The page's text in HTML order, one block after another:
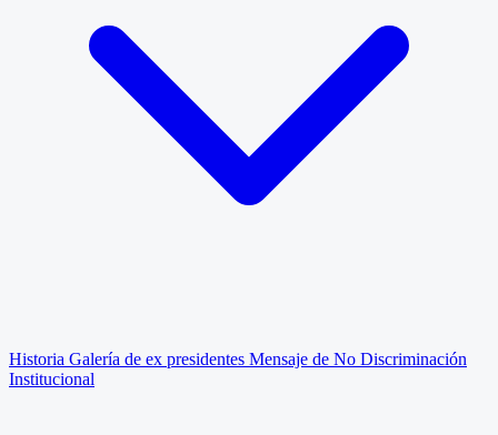
Historia Galería de ex presidentes Mensaje de No Discriminación
Institucional